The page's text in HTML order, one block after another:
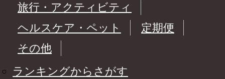
旅行・アクティビティ
ヘルスケア・ペット
定期便
その他
ランキングからさがす